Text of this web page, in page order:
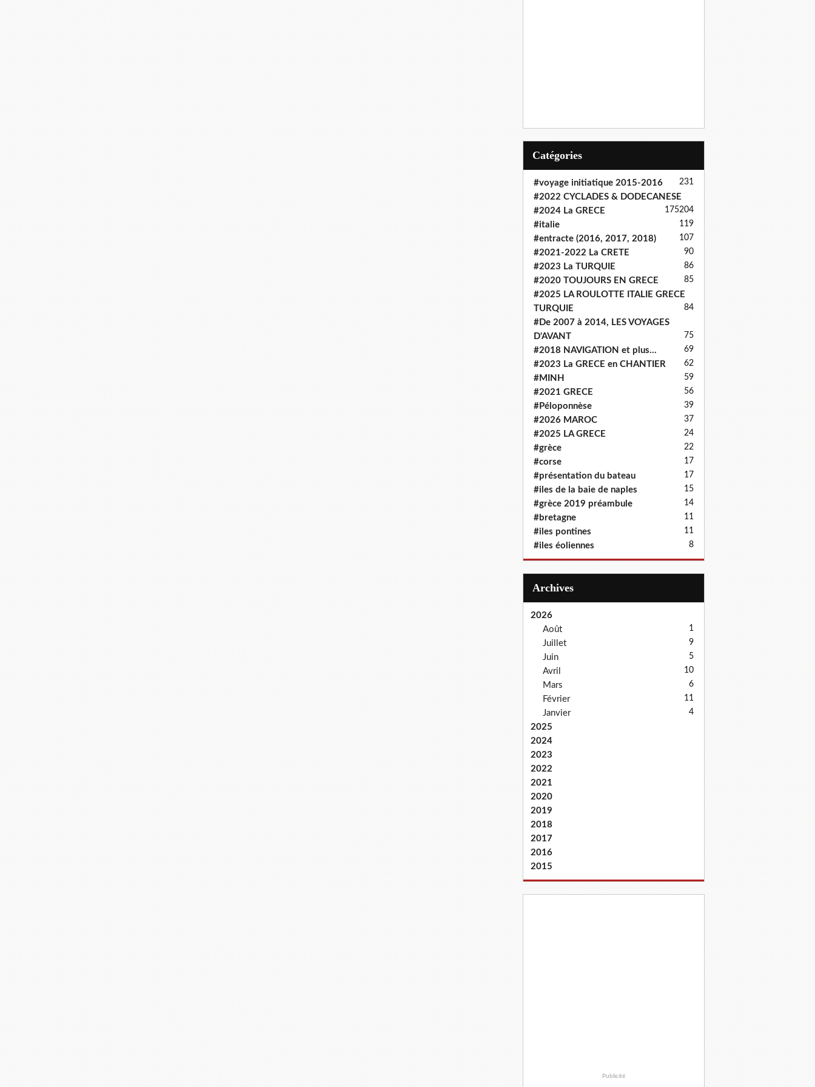
Catégories
#voyage initiatique 2015-2016 231
#2022 CYCLADES & DODECANESE
204
#2024 La GRECE 175
#italie 119
#entracte (2016, 2017, 2018) 107
#2021-2022 La CRETE 90
#2023 La TURQUIE 86
#2020 TOUJOURS EN GRECE 85
#2025 LA ROULOTTE ITALIE GRECE
TURQUIE
84
#De 2007 à 2014, LES VOYAGES
D'AVANT
75
#2018 NAVIGATION et plus... 69
#2023 La GRECE en CHANTIER 62
#MINH 59
#2021 GRECE 56
#Péloponnèse 39
#2026 MAROC 37
#2025 LA GRECE 24
#grèce 22
#corse 17
#présentation du bateau 17
#iles de la baie de naples 15
#grèce 2019 préambule 14
#bretagne 11
#iles pontines 11
#iles éoliennes 8
Archives
2026
Août
1
Juillet 9
Juin 5
Avril 10
Mars 6
Février 11
Janvier 4
2025
2024
2023
2022
2021
2020
2019
2018
2017
2016
2015
Publicité